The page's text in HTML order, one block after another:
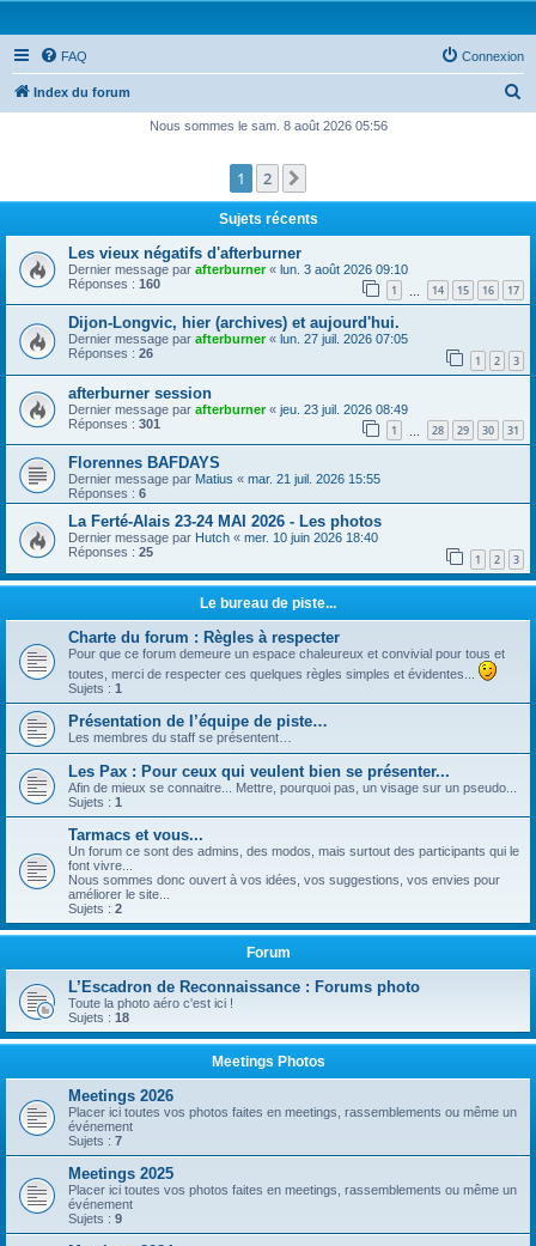
FAQ Connexion
Index du forum
e
r
r
Nous sommes le sam. 8 août 2026 05:56
1 2
Sujets récents
Les vieux négatifs d'afterburner
Dernier message par afterburner« lun. 3 août 2026 09:10
Réponses : 160 1 14 15 16 17
Dijon-Longvic, hier (archives) et aujourd'hui.
Dernier message par afterburner« lun. 27 juil. 2026 07:05
Réponses : 26 1 2 3
afterburner session
Dernier message par afterburner« jeu. 23 juil. 2026 08:49
Réponses : 301 1 28 29 30 31
Florennes BAFDAYS
Dernier message par Matius « mar. 21 juil. 2026 15:55
Réponses : 6
La Ferté-Alais 23-24 MAI 2026 - Les photos
Dernier message par Hutch « mer. 10 juin 2026 18:40
Réponses : 25 1 2 3
Le bureau de piste...
Charte du forum : Règles à respecter
Pour que ce forum demeure un espace chaleureux et convivial pour tous et
toutes, merci de respecter ces quelques règles simples et évidentes...
Sujets : 1
Présentation de l’équipe de piste…
Les membres du staff se présentent…
Les Pax : Pour ceux qui veulent bien se présenter...
Afin de mieux se connaitre... Mettre, pourquoi pas, un visage sur un pseudo...
Sujets : 1
Tarmacs et vous...
Un forum ce sont des admins, des modos, mais surtout des participants qui le
font vivre...
Nous sommes donc ouvert à vos idées, vos suggestions, vos envies pour
améliorer le site...
Sujets : 2
Forum
L’Escadron de Reconnaissance : Forums photo
Toute la photo aéro c'est ici !
Sujets : 18
Meetings Photos
Meetings 2026
Placer ici toutes vos photos faites en meetings, rassemblements ou même un
événement
Sujets : 7
Meetings 2025
Placer ici toutes vos photos faites en meetings, rassemblements ou même un
événement
Sujets : 9